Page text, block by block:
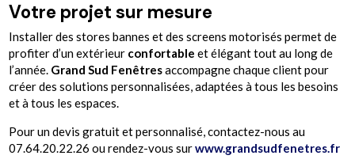
Votre projet sur mesure
Installer des stores bannes et des screens motorisés permet de
profiter d’un extérieur confortableet élégant tout au long de
l’année. Grand Sud Fenêtresaccompagne chaque client pour
créer des solutions personnalisées, adaptées à tous les besoins
et à tous les espaces.
Pour un devis gratuit et personnalisé, contactez-nous au
07.64.20.22.26 ou rendez-vous surwww.grandsudfenetres.fr